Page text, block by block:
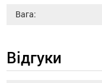
Вага:
Відгуки